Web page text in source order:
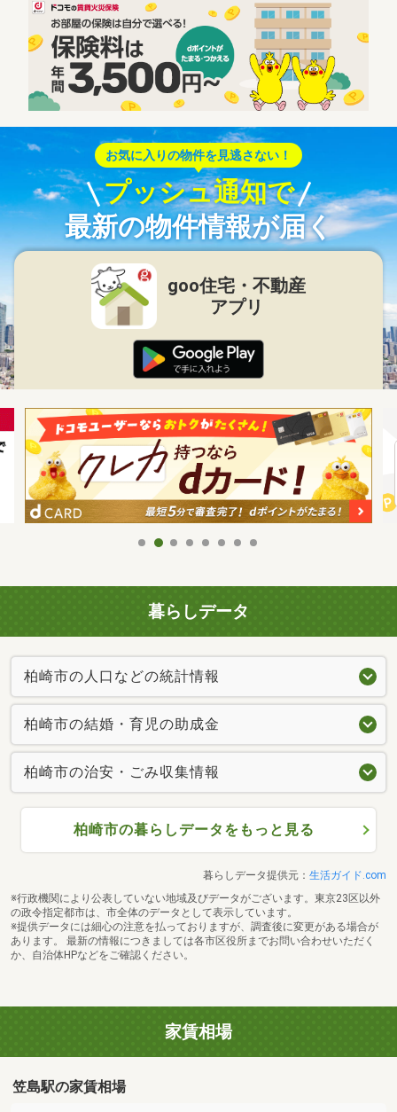
お気に入りの物件を見逃さない！
プッシュ通知で
最新の物件情報が届く
goo住宅・不動産
アプリ
暮らしデータ
柏崎市の人口などの統計情報
柏崎市の結婚・育児の助成金
柏崎市の治安・ごみ収集情報
柏崎市の暮らしデータをもっと見る
暮らしデータ提供元： 生活ガイド.com
※行政機関により公表していない地域及びデータがございます。東京23区以外
の政令指定都市は、市全体のデータとして表示しています。
※提供データには細心の注意を払っておりますが、調査後に変更がある場合が
あります。 最新の情報につきましては各市区役所までお問い合わせいただく
か、自治体HPなどをご確認ください。
家賃相場
笠島駅の家賃相場